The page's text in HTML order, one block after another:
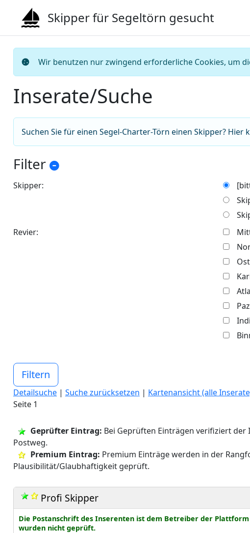
Skipper für Segeltörn gesucht
Wir benutzen nur zwingend erforderliche Cookies, um
Inserate/Suche
Suchen Sie für einen Segel-Charter-Törn einen Skipper?
Filter
Skipper:
Revier:
Filtern
Detailsuche| Suche zurücksetzen | Kartenansicht (alle
Seite 1
Geprüfter Eintrag: Bei Geprüften Einträgen verifiziert
Postweg.
Premium Eintrag: Premium Einträge werden in der
Plausibilität/Glaubhaftigkeit geprüft.
Profi Skipper
Die Postanschrift des Inserenten ist dem Betreiber der
wurden nicht geprüft.